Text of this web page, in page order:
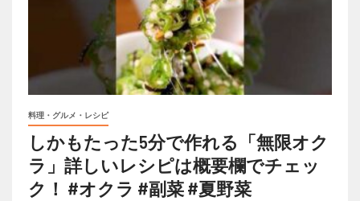
料理・グルメ・レシピ
しかもたった5分で作れる「無限オク
ラ」詳しいレシピは概要欄でチェッ
ク！ #オクラ #副菜 #夏野菜